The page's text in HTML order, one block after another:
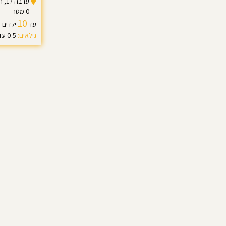
0 מטר
עד 10 ילדים
גילאים: 0.5 עד 0.9